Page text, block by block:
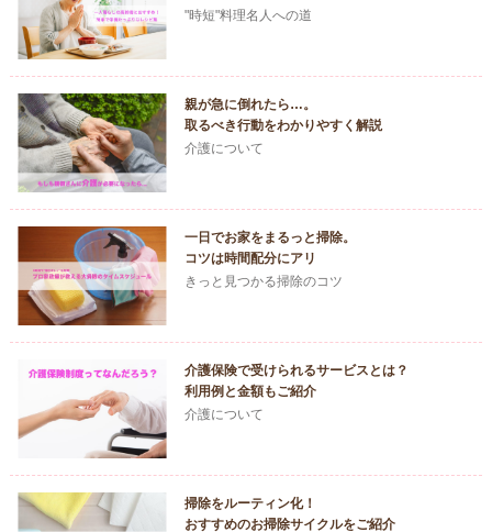
"時短"料理名人への道
親が急に倒れたら…。
取るべき行動をわかりやすく解説
介護について
一日でお家をまるっと掃除。
コツは時間配分にアリ
きっと見つかる掃除のコツ
介護保険で受けられるサービスとは？
利用例と金額もご紹介
介護について
掃除をルーティン化！
おすすめのお掃除サイクルをご紹介